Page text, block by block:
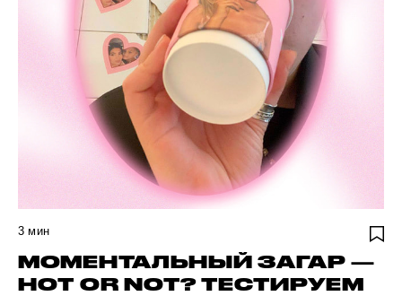
3 мин
МОМЕНТАЛЬНЫЙ ЗАГАР —
HOT OR NOT? ТЕСТИРУЕМ